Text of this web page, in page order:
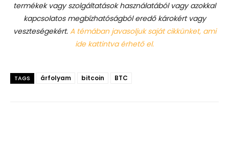
termékek vagy szolgáltatások használatából vagy azokkal
kapcsolatos megbízhatóságból eredő károkért vagy
veszteségekért. A témában javasoljuk saját cikkünket, ami
ide kattintva érhető el.
TAGS árfolyam bitcoin BTC